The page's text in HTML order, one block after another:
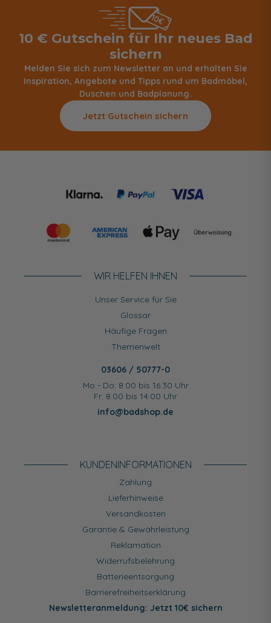
10 € Gutschein für Ihr neues Bad
sichern
Melden Sie sich zum Newsletter an und erhalten Sie
Inspiration, Angebote und Tipps rund um Badmöbel,
Duschen und Badplanung.
Jetzt Gutschein sichern
WIR HELFEN IHNEN
Unser Service für Sie
Glossar
Häufige Fragen
Themenwelt
03606 / 50777-0
Mo - Do: 8.00 bis 16.30 Uhr
Fr: 8.00 bis 14.00 Uhr
info@badshop.de
KUNDEN­INFORMATIONEN
Zahlung
Lieferhinweise
Versandkosten
Garantie & Gewährleistung
Reklamation
Widerrufsbelehrung
Batterieentsorgung
Barrierefreiheitserklärung
Newsletteranmeldung: Jetzt 10€ sichern